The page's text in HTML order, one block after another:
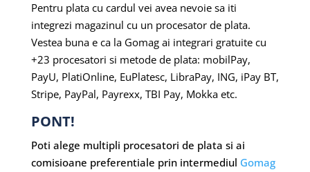
Pentru plata cu cardul vei avea nevoie sa iti
integrezi magazinul cu un procesator de plata.
Vestea buna e ca la Gomag ai integrari gratuite cu
+23 procesatori si metode de plata: mobilPay,
PayU, PlatiOnline, EuPlatesc, LibraPay, ING, iPay BT,
Stripe, PayPal, Payrexx, TBI Pay, Mokka etc.
PONT!
Poti alege multipli procesatori de plata si ai
comisioane preferentiale prin intermediul Gomag